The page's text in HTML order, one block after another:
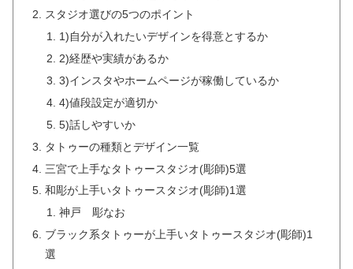
スタジオ選びの5つのポイント
1)自分が入れたいデザインを得意とするか
2)経歴や実績があるか
3)インスタやホームページが稼働しているか
4)値段設定が適切か
5)話しやすいか
タトゥーの種類とデザイン一覧
三宮で上手なタトゥースタジオ(彫師)5選
和彫が上手いタトゥースタジオ(彫師)1選
神戸 彫なお
ブラック系タトゥーが上手いタトゥースタジオ(彫師)1
選